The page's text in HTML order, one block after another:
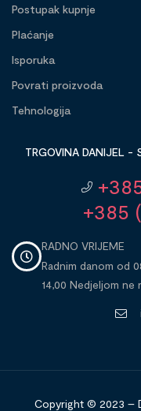
Postupak kupnje
Plaćanje
Isporuka
Povrati proizvoda
Tehnologija
TRGOVINA DANIJEL -
+385
RADNO VRIJEME
Radnim danom od
14,00 Nedjeljom ne
Copyright © 2023 –